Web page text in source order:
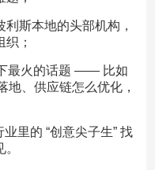
斯本地的头部机构，
；​
最火的话题 —— 比如
地、供应链怎么优化，
里的 “创意尖子生” 找